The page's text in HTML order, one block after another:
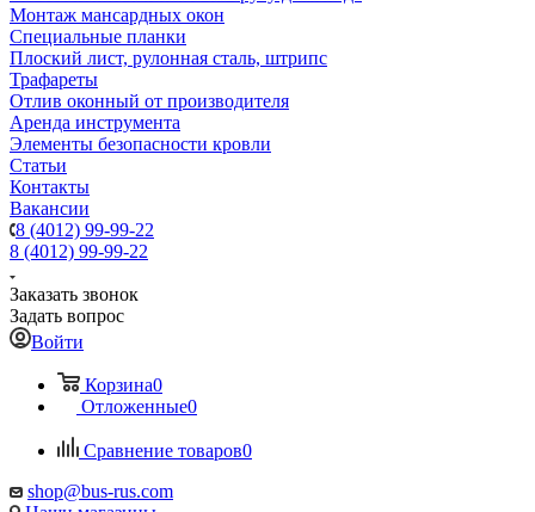
Монтаж мансардных окон
Специальные планки
Плоский лист, рулонная сталь, штрипс
Трафареты
Отлив оконный от производителя
Аренда инструмента
Элементы безопасности кровли
Статьи
Контакты
Вакансии
8 (4012) 99-99-22
8 (4012) 99-99-22
Заказать звонок
Задать вопрос
Войти
Корзина0
Отложенные0
Сравнение товаров0
shop@bus-rus.com